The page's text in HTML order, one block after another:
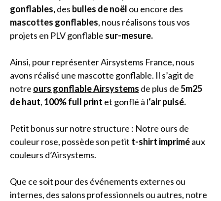
gonflables,des bulles de noël ou encore des
mascottes gonflables, nous réalisons tous vos
projets en PLV gonflable sur-mesure.
Ainsi, pour représenter Airsystems France, nous
avons réalisé une mascotte gonflable. Il s’agit de
notre ours gonflable Airsystems de plus de5m25
de haut, 100% full print et gonflé à l‘air pulsé.
Petit bonus sur notre structure : Notre ours de
couleur rose, possède son petit t-shirt impriméaux
couleurs d’Airsystems.
Que ce soit pour des événements externes ou
internes, des salons professionnels ou autres, notre